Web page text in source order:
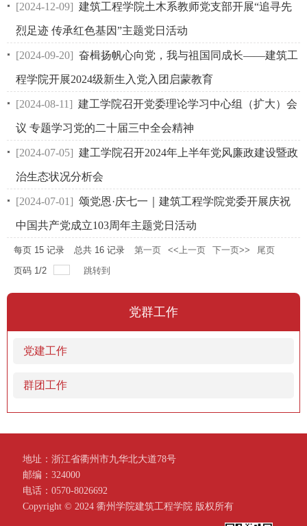
[2024-12-09] 建筑工程学院土木系教师党支部开展“追寻先
烈足迹 传承红色基因”主题党日活动
[2024-09-20] 奋楫扬帆心向党，我与祖国同成长——建筑工
程学院开展2024级新生入党入团启蒙教育
[2024-08-11] 建工学院召开党委理论学习中心组（扩大）会
议 专题学习党的二十届三中全会精神
[2024-07-05] 建工学院召开2024年上半年党风廉政建设暨政
治生态状况分析会
[2024-07-01] 颂党恩·庆七一｜建筑工程学院党委开展庆祝
中国共产党成立103周年主题党日活动
每页 15 记录 总共 16 记录 第一页 <<上一页 下一页>>
尾页
页码 1/2 跳转到
党群工作
党建工作
群团工作
地址：浙江省衢州市九华北大道78号
邮编：324000
电话：0570-8026692
Copyright ©️ 2024 衢州学院建筑工程学院 版权所有